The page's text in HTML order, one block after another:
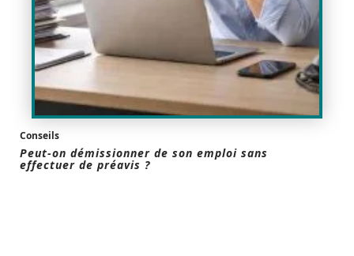
Conseils
Peut-on démissionner de son emploi sans
effectuer de préavis ?